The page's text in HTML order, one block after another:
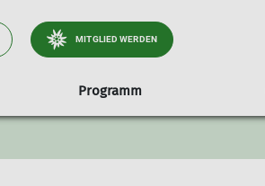
MITGLIED WERDEN
Über uns
Programm
Treffs & Termine
Jugendgruppen
Wald Hessigheimer